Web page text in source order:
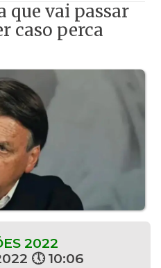
que vai passar
caso perca
2022
🕔 10:06